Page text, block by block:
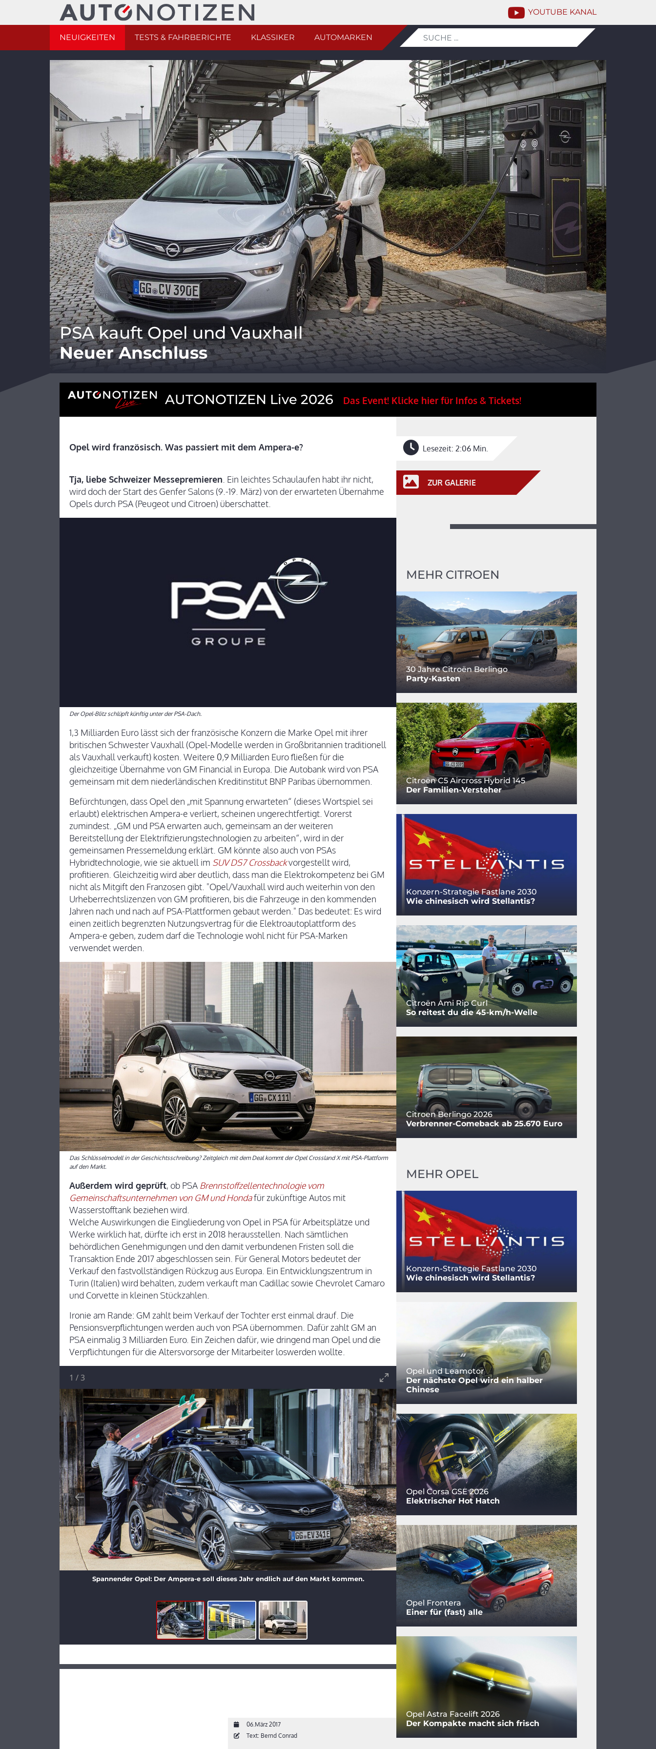
YOUTUBE KANAL
NEUIGKEITEN TESTS & FAHRBERICHTE KLASSIKER AUTOMARKEN
PSA kauft Opel und Vauxhall
Neuer Anschluss
AUTONOTIZEN Live 2026 Das Event! Klicke hier für Infos & Tickets!
Opel wird französisch. Was passiert mit dem Ampera-e?
Tja, liebe Schweizer Messepremieren . Ein leichtes Schaulaufen habt ihr nicht,
wird doch der Start des Genfer Salons (9.-19. März) von der erwarteten Übernahme
Opels durch PSA (Peugeot und Citroen) überschattet.
Der Opel-Blitz schlüpft künftig unter der PSA-Dach.
1,3 Milliarden Euro lässt sich der französische Konzern die Marke Opel mit ihrer
britischen Schwester Vauxhall (Opel-Modelle werden in Großbritannien traditionell
als Vauxhall verkauft) kosten. Weitere 0,9 Milliarden Euro fließen für die
gleichzeitige Übernahme von GM Financial in Europa. Die Autobank wird von PSA
gemeinsam mit dem niederländischen Kreditinstitut BNP Paribas übernommen.
Befürchtungen, dass Opel den „mit Spannung erwarteten“ (dieses Wortspiel sei
erlaubt) elektrischen Ampera-e verliert, scheinen ungerechtfertigt. Vorerst
zumindest. „GM und PSA erwarten auch, gemeinsam an der weiteren
Bereitstellung der Elektrifizierungstechnologien zu arbeiten“, wird in der
gemeinsamen Pressemeldung erklärt. GM könnte also auch von PSAs
Hybridtechnologie, wie sie aktuell im SUV DS7 Crossbackvorgestellt wird,
profitieren. Gleichzeitig wird aber deutlich, dass man die Elektrokompetenz bei GM
nicht als Mitgift den Franzosen gibt. "Opel/Vauxhall wird auch weiterhin von den
Urheberrechtslizenzen von GM profitieren, bis die Fahrzeuge in den kommenden
Jahren nach und nach auf PSA-Plattformen gebaut werden." Das bedeutet: Es wird
einen zeitlich begrenzten Nutzungsvertrag für die Elektroautoplattform des
Ampera-e geben, zudem darf die Technologie wohl nicht für PSA-Marken
verwendet werden.
Das Schlüsselmodell in der Geschichtsschreibung? Zeitgleich mit dem Deal kommt der Opel Crossland X mit PSA-Plattform
auf den Markt.
Außerdem wird geprüft, ob PSA Brennstoffzellentechnologie vom
Gemeinschaftsunternehmen von GM und Hondafür zukünftige Autos mit
Wasserstofftank beziehen wird.
Welche Auswirkungen die Eingliederung von Opel in PSA für Arbeitsplätze und
Werke wirklich hat, dürfte ich erst in 2018 herausstellen. Nach sämtlichen
behördlichen Genehmigungen und den damit verbundenen Fristen soll die
Transaktion Ende 2017 abgeschlossen sein. Für General Motors bedeutet der
Verkauf den fastvollständigen Rückzug aus Europa. Ein Entwicklungszentrum in
Turin (Italien) wird behalten, zudem verkauft man Cadillac sowie Chevrolet Camaro
und Corvette in kleinen Stückzahlen.
Ironie am Rande: GM zahlt beim Verkauf der Tochter erst einmal drauf. Die
Pensionsverpflichtungen werden auch von PSA übernommen. Dafür zahlt GM an
PSA einmalig 3 Milliarden Euro. Ein Zeichen dafür, wie dringend man Opel und die
Verpflichtungen für die Altersvorsorge der Mitarbeiter loswerden wollte.
Spannender Opel: Der Ampera-e soll dieses Jahr endlich auf den Markt kommen.
1 /3
06.März 2017
Text: Bernd Conrad
Lesezeit: 2:06 Min.
ZUR GALERIE
MEHR CITROEN
30 Jahre Citroën Berlingo
Party-Kasten
Citroën C5 Aircross Hybrid 145
Der Familien-Versteher
Konzern-Strategie Fastlane 2030
Wie chinesisch wird Stellantis?
Citroën Ami Rip Curl
So reitest du die 45-km/h-Welle
Citroen Berlingo 2026
Verbrenner-Comeback ab 25.670 Euro
MEHR OPEL
Konzern-Strategie Fastlane 2030
Wie chinesisch wird Stellantis?
Opel und Leamotor
Der nächste Opel wird ein halber
Chinese
Opel Corsa GSE 2026
Elektrischer Hot Hatch
Opel Frontera
Einer für (fast) alle
Opel Astra Facelift 2026
Der Kompakte macht sich frisch